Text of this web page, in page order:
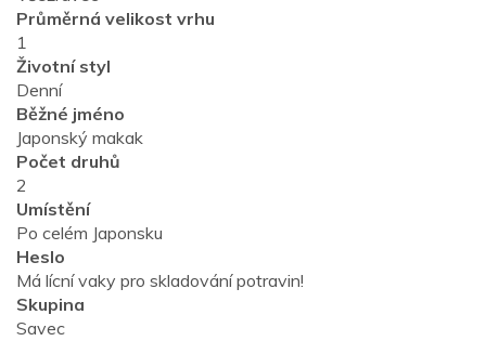
Průměrná velikost vrhu
1
Životní styl
Denní
Běžné jméno
Japonský makak
Počet druhů
2
Umístění
Po celém Japonsku
Heslo
Má lícní vaky pro skladování potravin!
Skupina
Savec